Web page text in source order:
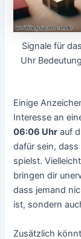
Signale für
Uhr
Einige
Interesse an
06:06 Uhr auf
dafür sein,
spielst.
bringen dir
dass jemand
ist, sondern
Zusätzlich